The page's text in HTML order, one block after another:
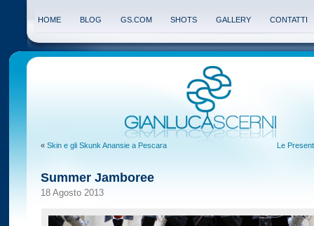
HOME BLOG GS.COM SHOTS GALLERY CONTATTI
« Skin e gli Skunk Anansie a Pescara Le
Summer Jamboree
18 Agosto 2013